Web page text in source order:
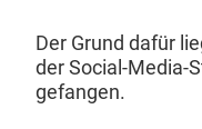
Der Grund dafür
der Social-Media-
gefangen.